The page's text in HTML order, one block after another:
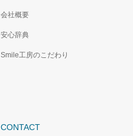
会社概要
安心辞典
Smile工房のこだわり
CONTACT